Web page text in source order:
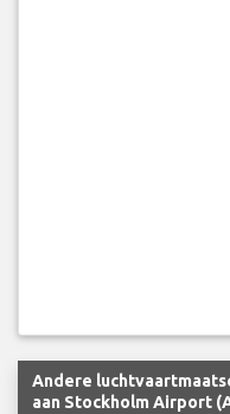
Andere
aan Stockholm Airport